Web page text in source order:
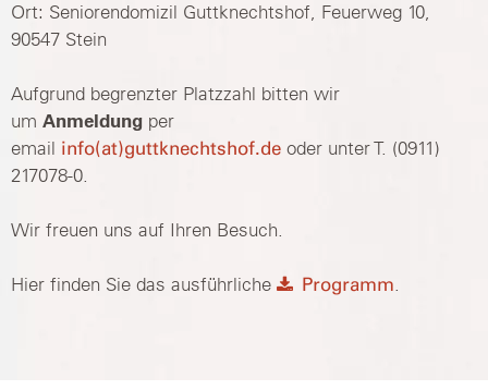
Ort: Seniorendomizil Guttknechtshof, Feuerweg 10,
90547 Stein
Aufgrund begrenzter Platzzahl bitten wir
um Anmeldung per
email info(at)guttknechtshof.de oder unter T. (0911)
217078-0.
Wir freuen uns auf Ihren Besuch.
Hier finden Sie das ausführliche Programm.